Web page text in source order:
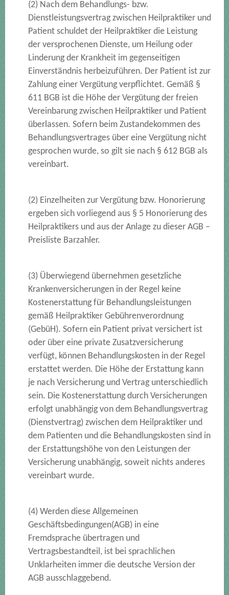
(2) Nach dem Behandlungs- bzw.
Dienstleistungsvertrag zwischen Heilpraktiker und
Patient schuldet der Heilpraktiker die Leistung
der versprochenen Dienste, um Heilung oder
Linderung der Krankheit im gegenseitigen
Einverständnis herbeizuführen. Der Patient ist zur
Zahlung einer Vergütung verpflichtet. Gemäß §
611 BGB ist die Höhe der Vergütung der freien
Vereinbarung zwischen Heilpraktiker und Patient
überlassen. Sofern beim Zustandekommen des
Behandlungsvertrages über eine Vergütung nicht
gesprochen wurde, so gilt sie nach § 612 BGB als
vereinbart.
(2) Einzelheiten zur Vergütung bzw. Honorierung
ergeben sich vorliegend aus § 5 Honorierung des
Heilpraktikers und aus der Anlage zu dieser AGB –
Preisliste Barzahler.
(3) Überwiegend übernehmen gesetzliche
Krankenversicherungen in der Regel keine
Kostenerstattung für Behandlungsleistungen
gemäß Heilpraktiker Gebührenverordnung
(GebüH). Sofern ein Patient privat versichert ist
oder über eine private Zusatzversicherung
verfügt, können Behandlungskosten in der Regel
erstattet werden. Die Höhe der Erstattung kann
je nach Versicherung und Vertrag unterschiedlich
sein. Die Kostenerstattung durch Versicherungen
erfolgt unabhängig von dem Behandlungsvertrag
(Dienstvertrag) zwischen dem Heilpraktiker und
dem Patienten und die Behandlungskosten sind in
der Erstattungshöhe von den Leistungen der
Versicherung unabhängig, soweit nichts anderes
vereinbart wurde.
(4) Werden diese Allgemeinen
Geschäftsbedingungen(AGB) in eine
Fremdsprache übertragen und
Vertragsbestandteil, ist bei sprachlichen
Unklarheiten immer die deutsche Version der
AGB ausschlaggebend.